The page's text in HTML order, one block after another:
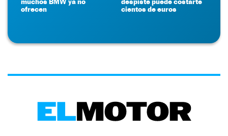
ofrecen
cientos de euros